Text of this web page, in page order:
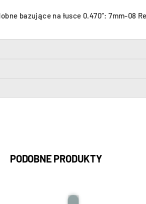
bazujące na łusce 0.470″: 7mm-08
PODOBNE PRODUKTY